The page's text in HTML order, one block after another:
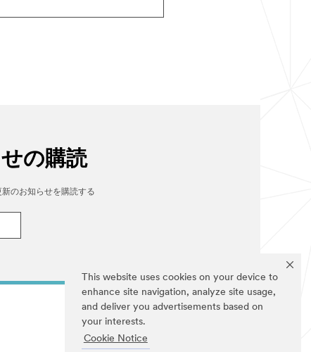
This website uses cookies on your device to
enhance site navigation, analyze site usage,
and deliver you advertisements based on
your interests.
Cookie Notice
の購読
のお知らせを購読する